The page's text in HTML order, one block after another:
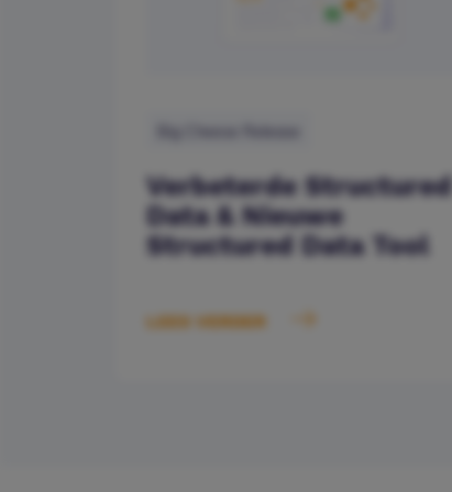
Verbeterde Structured
Data & Nieuwe
Structured Data Tool
LEES VERDER